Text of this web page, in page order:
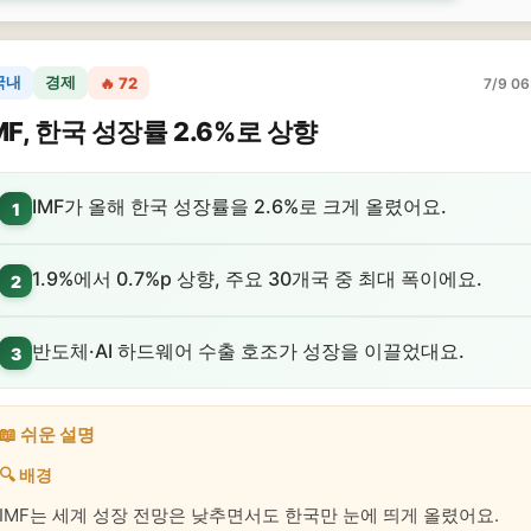
내 경제 🔥 72 7/9
한국 성장률 2.6%로 상향
1 IMF가 올해 한국 성장률을 2.6%로 크게 올렸어요.
2 1.9%에서 0.7%p 상향, 주요 30개국 중 최대 폭이에요.
3 반도체·AI 하드웨어 수출 호조가 성장을 이끌었대요.
📖 쉬운 설명
🔍 배경
IMF는 세계 성장 전망은 낮추면서도 한국만 눈에 띄게 올렸어요.